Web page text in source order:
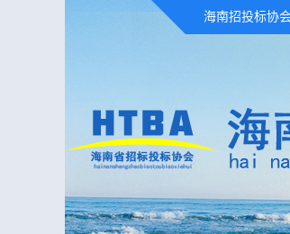
海南招投标协